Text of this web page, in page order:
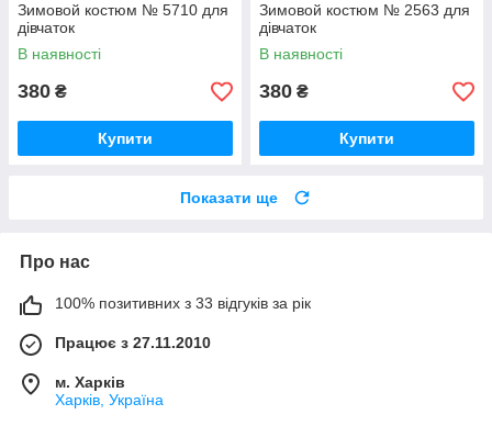
Зимовой костюм № 5710 для
дівчаток
В наявності
380 ₴
Купити
Зимовой костюм № 2563 для
дівчаток
В наявності
380 ₴
Купити
Показати ще
Про нас
100% позитивних з 33 відгуків за рік
Працює з 27.11.2010
м. Харків
Харків, Україна